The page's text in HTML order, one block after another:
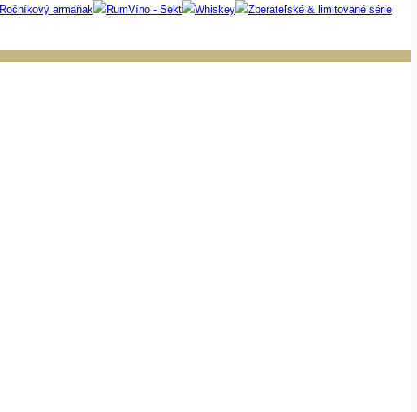
Ročníkový armaňak RumVíno - Sekt Whiskey Zberateľské & limitované série